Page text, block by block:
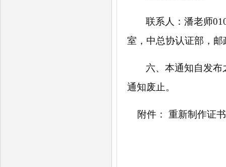
联系人：潘老师
室，中总协认证部，邮
六、本通知自发
通知废止。
附件： 重新制作证